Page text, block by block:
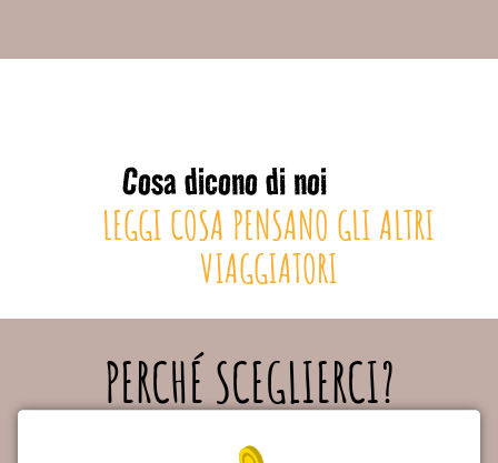
Cosa dicono di noi
LEGGI COSA PENSANO GLI ALTRI
VIAGGIATORI
PERCHÉ SCEGLIERCI?